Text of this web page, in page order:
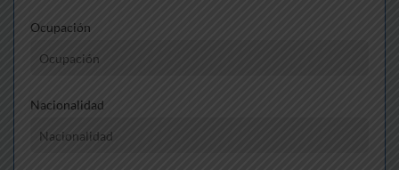
Ocupación
Nacionalidad